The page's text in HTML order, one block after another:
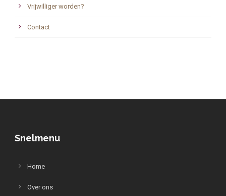
Vrijwilliger worden?
Contact
Snelmenu
Home
Over ons